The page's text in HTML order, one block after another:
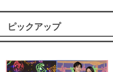
ピックアップ